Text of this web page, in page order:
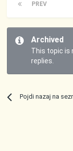
PREV
Archived
This topic is
replies.
Pojdi nazaj na